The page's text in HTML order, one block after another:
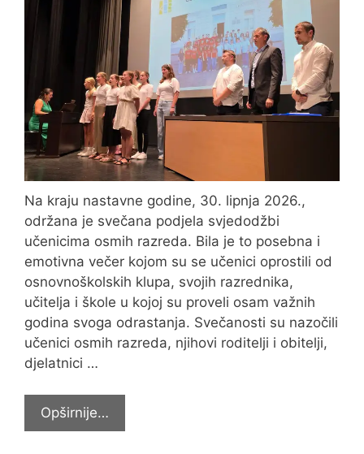
Na kraju nastavne godine, 30. lipnja 2026.,
održana je svečana podjela svjedodžbi
učenicima osmih razreda. Bila je to posebna i
emotivna večer kojom su se učenici oprostili od
osnovnoškolskih klupa, svojih razrednika,
učitelja i škole u kojoj su proveli osam važnih
godina svoga odrastanja. Svečanosti su nazočili
učenici osmih razreda, njihovi roditelji i obitelji,
djelatnici …
Opširnije…
podjela